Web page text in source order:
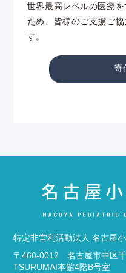
世界最高レベルの医療
ため、皆様のご支援ご
す。
寄
特定非営利活動法人 名古屋
〒460-0012 名古屋市中区
TSURUMAI本館4階B号室